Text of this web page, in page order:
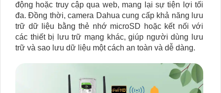
động hoặc truy cập qua web, mang lại sự tiện lợi tối
đa. Đồng thời, camera Dahua cung cấp khả năng lưu
trữ dữ liệu bằng thẻ nhớ microSD hoặc kết nối với
các thiết bị lưu trữ mạng khác, giúp người dùng lưu
trữ và sao lưu dữ liệu một cách an toàn và dễ dàng.